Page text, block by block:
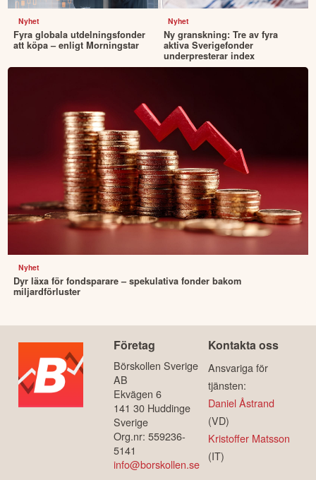
Nyhet
Fyra globala utdelningsfonder
att köpa – enligt Morningstar
Nyhet
Ny granskning: Tre av fyra
aktiva Sverigefonder
underpresterar index
Nyhet
Dyr läxa för fondsparare – spekulativa fonder bakom
miljardförluster
Företag
Börskollen Sverige
AB
Ekvägen 6
141 30 Huddinge
Sverige
Org.nr: 559236-
5141
info@borskollen.se
Kontakta oss
Ansvariga för
tjänsten:
Daniel Åstrand
(VD)
Kristoffer Matsson
(IT)